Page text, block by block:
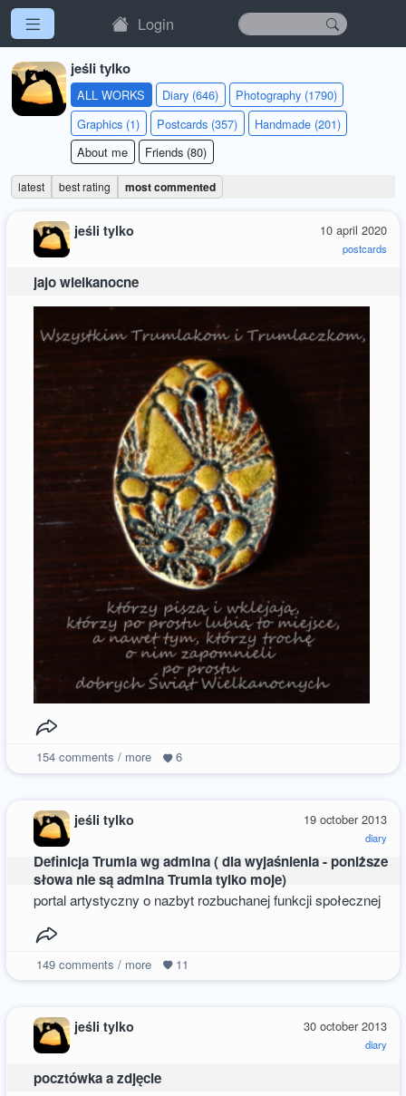
Login
jeśli tylko
ALL WORKS Diary (646)
Photography (1790)
Graphics (1)
Postcards (357)
Handmade (201)
About me
Friends (80)
latest best rating most commented
10 april 2020
postcards
jeśli tylko
jajo wielkanocne
154comments / more 6
19 october 2013
diary
jeśli tylko
Definicja Trumla wg admina ( dla wyjaśnienia - poniższe
słowa nie są admina Trumla tylko moje)
portal artystyczny o nazbyt rozbuchanej funkcji społecznej
149comments / more 11
30 october 2013
diary
jeśli tylko
pocztówka a zdjęcie